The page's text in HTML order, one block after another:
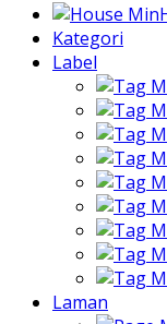
Kategori
Label
Laman